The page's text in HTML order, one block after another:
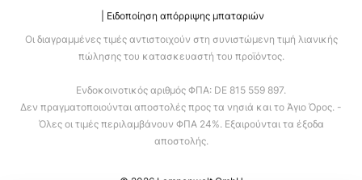
Ειδοποίηση απόρριψης μπαταριών
Οι διαγραμμένες τιμές αντιστοιχούν στη συνιστώμενη τιμή λιανικής
πώλησης του κατασκευαστή του προϊόντος.
Ενδοκοινοτικός αριθμός ΦΠΑ: DE 815 559 897.
Δεν πραγματοποιούνται αποστολές προς τα νησιά και το Άγιο Όρος. -
Όλες οι τιμές περιλαμβάνουν ΦΠΑ 24%. Εξαιρούνται τα έξοδα
αποστολής.